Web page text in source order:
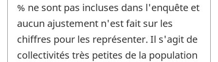
% ne sont pas incluses dans l'enquête et
aucun ajustement n'est fait sur les
chiffres pour les représenter. Il s'agit de
collectivités très petites de la population